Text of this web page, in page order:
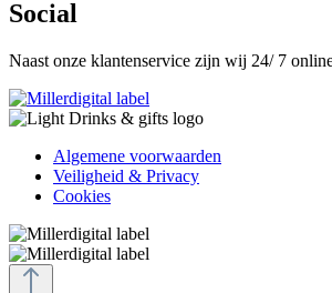
Social
Naast onze klantenservice zijn wij 24/ 7
Algemene voorwaarden
Veiligheid & Privacy
Cookies